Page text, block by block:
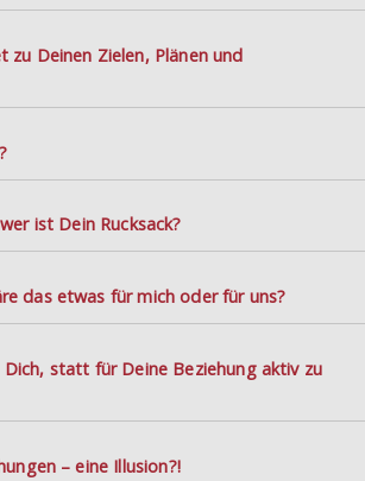
zu Deinen Zielen, Plänen und
ist Dein Rucksack?
das etwas für mich oder für uns?
statt für Deine Beziehung aktiv zu
– eine Illusion?!